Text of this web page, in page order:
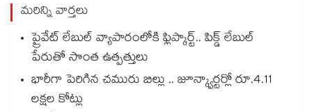
మరిన్ని వార్తలు
ప్రైవేట్ లేబుల్ వ్యాపారంలోకి ఫ్లిప్కార్ట్.. పిక్డ్ లేబుల్
పేరుతో సొంత ఉత్పత్తులు
భారీగా పెరిగిన చమురు బిల్లు .. జూన్క్వార్టర్లో రూ.4.11
లక్షల కోట్లు